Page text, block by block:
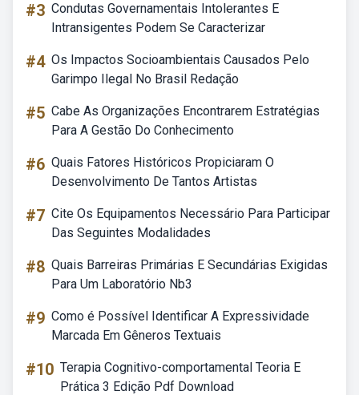
#3 Condutas Governamentais Intolerantes E
Intransigentes Podem Se Caracterizar
#4 Os Impactos Socioambientais Causados Pelo
Garimpo Ilegal No Brasil Redação
#5 Cabe As Organizações Encontrarem Estratégias
Para A Gestão Do Conhecimento
#6 Quais Fatores Históricos Propiciaram O
Desenvolvimento De Tantos Artistas
#7 Cite Os Equipamentos Necessário Para Participar
Das Seguintes Modalidades
#8 Quais Barreiras Primárias E Secundárias Exigidas
Para Um Laboratório Nb3
#9 Como é Possível Identificar A Expressividade
Marcada Em Gêneros Textuais
#10 Terapia Cognitivo-comportamental Teoria E
Prática 3 Edição Pdf Download